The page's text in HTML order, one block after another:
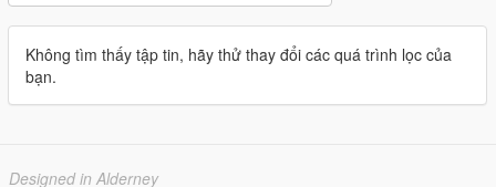
Không tìm thấy tập tin, hãy thử thay đổi các quá trình lọc của
bạn.
Designed in Alderney